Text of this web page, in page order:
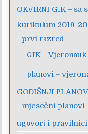
OKVIRNI GIK – sa
kurikulum 2019-20
prvi razred
GIK –
planovi –
GODIŠNJI
mjesečni
ugovori i pravilnici